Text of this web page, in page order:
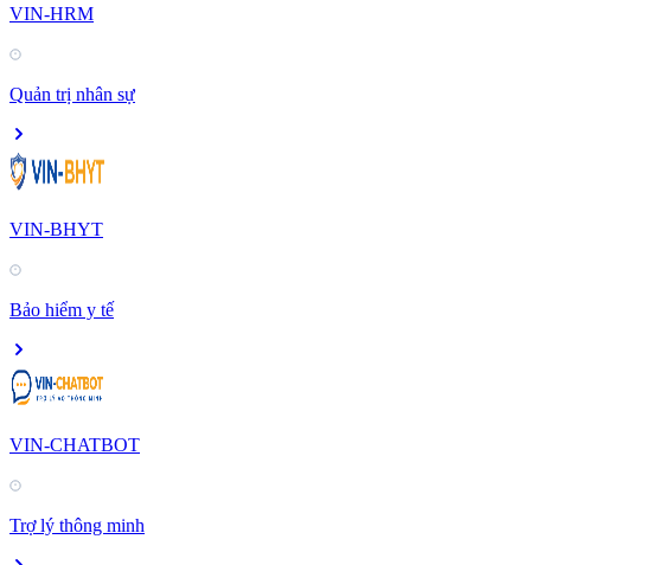
VIN-HRM
Quản trị nhân sự
VIN-BHYT
Bảo hiểm y tế
VIN-CHATBOT
Trợ lý thông minh